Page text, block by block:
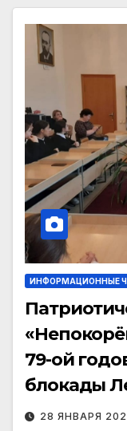
ИНФОРМАЦИОННЫЕ
79-ой
блокады
28 ЯНВАРЯ